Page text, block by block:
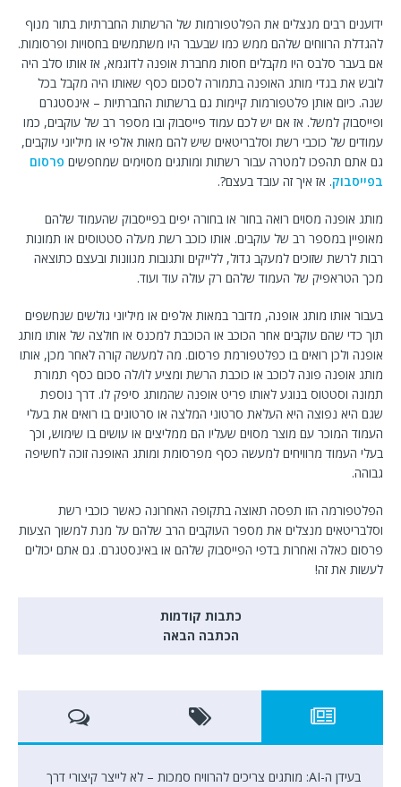
ידוענים רבים מנצלים את הפלטפורמות של הרשתות החברתיות בתור מנוף
להגדלת הרווחים שלהם ממש כמו שבעבר היו משתמשים בחסויות ופרסומות.
אם בעבר סלבס היו מקבלים חסות מחברת אופנה לדוגמא, אז אותו סלב היה
לובש את בגדי מותג האופנה בתמורה לסכום כסף שאותו היה מקבל בכל
שנה. כיום אותן פלטפורמות קיימות גם ברשתות החברתיות – אינסטגרם
ופייסבוק למשל. אז אם יש לכם עמוד פייסבוק ובו מספר רב של עוקבים, כמו
עמודים של כוכבי רשת וסלבריטאים שיש להם מאות אלפי או מיליוני עוקבים,
גם אתם תהפכו למטרה עבור רשתות ומותגים מסוימים שמחפשים פרסום
בפייסבוק. אז איך זה עובד בעצם?.
מותג אופנה מסוים רואה בחור או בחורה יפים בפייסבוק שהעמוד שלהם
מאופיין במספר רב של עוקבים. אותו כוכב רשת מעלה סטטוסים או תמונות
רבות לרשת שזוכים למעקב גדול, ללייקים ותגובות מגוונות ובעצם כתוצאה
מכך הטראפיק של העמוד שלהם רק עולה עוד ועוד.
בעבור אותו מותג אופנה, מדובר במאות אלפים או מיליוני גולשים שנחשפים
תוך כדי שהם עוקבים אחר הכוכב או הכוכבת למכנס או חולצה של אותו מותג
אופנה ולכן רואים בו כפלטפורמת פרסום. מה למעשה קורה לאחר מכן, אותו
מותג אופנה פונה לכוכב או כוכבת הרשת ומציע לו/לה סכום כסף תמורת
תמונה וסטטוס בנוגע לאותו פריט אופנה שהמותג סיפק לו. דרך נוספת
שגם היא נפוצה היא העלאת סרטוני המלצה או סרטונים בו רואים את בעלי
העמוד המוכר עם מוצר מסוים שעליו הם ממליצים או עושים בו שימוש, וכך
בעלי העמוד מרוויחים למעשה כסף מפרסומת ומותג האופנה זוכה לחשיפה
גבוהה.
הפלטפורמה הזו תפסה תאוצה בתקופה האחרונה כאשר כוכבי רשת
וסלבריטאים מנצלים את מספר העוקבים הרב שלהם על מנת למשוך הצעות
פרסום כאלה ואחרות בדפי הפייסבוק שלהם או באינסטגרם. גם אתם יכולים
לעשות את זה!
כתבות קודמות
הכתבה הבאה
בעידן ה-AI: מותגים צריכים להרוויח סמכות – לא לייצר קיצורי דרך